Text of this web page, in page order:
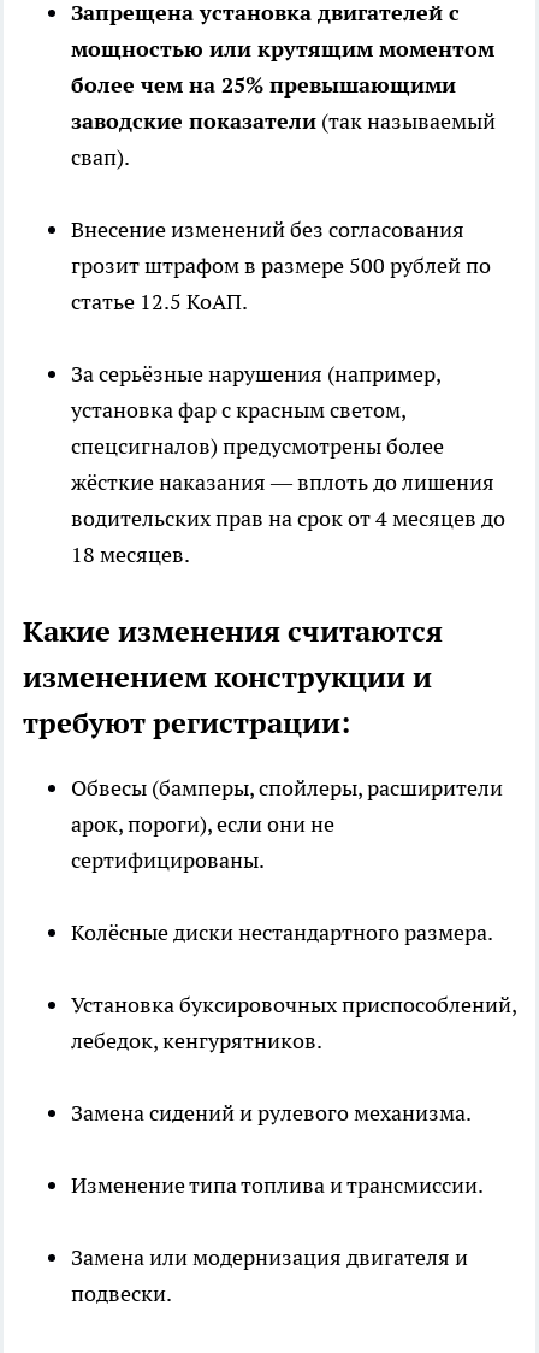
Запрещена установка двигателей с
мощностью или крутящим моментом
более чем на 25% превышающими
заводские показатели (так называемый
свап).
Внесение изменений без согласования
грозит штрафом в размере 500 рублей по
статье 12.5 КоАП.
За серьёзные нарушения (например,
установка фар с красным светом,
спецсигналов) предусмотрены более
жёсткие наказания — вплоть до лишения
водительских прав на срок от 4 месяцев до
18 месяцев.
Какие изменения считаются
изменением конструкции и
требуют регистрации:
Обвесы (бамперы, спойлеры, расширители
арок, пороги), если они не
сертифицированы.
Колёсные диски нестандартного размера.
Установка буксировочных приспособлений,
лебедок, кенгурятников.
Замена сидений и рулевого механизма.
Изменение типа топлива и трансмиссии.
Замена или модернизация двигателя и
подвески.